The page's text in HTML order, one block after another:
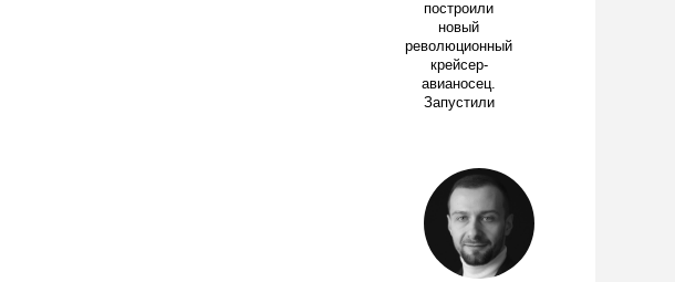
построили
новый
революционный
крейсер-
авианосец.
Запустили